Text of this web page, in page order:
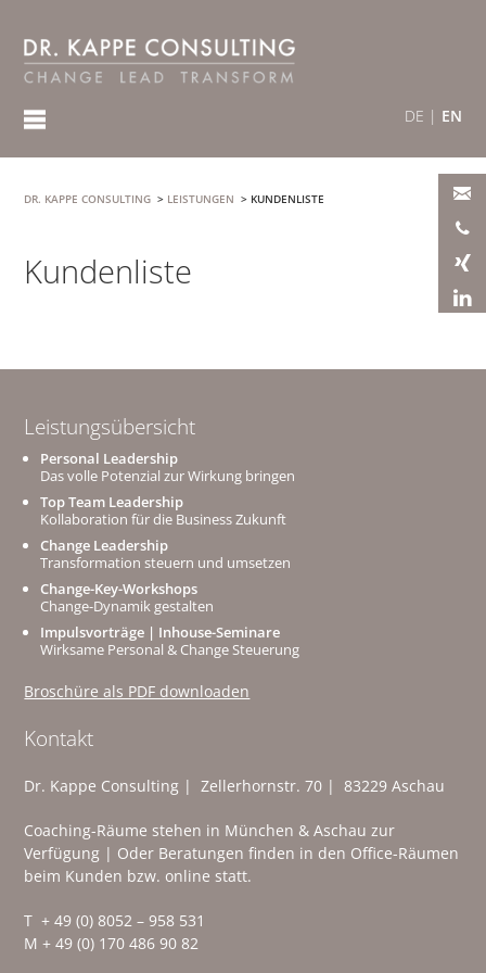
DE | EN
DR. KAPPE CONSULTING > LEISTUNGEN > KUNDENLISTE
Kundenliste
Leistungsübersicht
Personal Leadership
Das volle Potenzial zur Wirkung bringen
Top Team Leadership
Kollaboration für die Business Zukunft
Change Leadership
Transformation steuern und umsetzen
Change-Key-Workshops
Change-Dynamik gestalten
Impulsvorträge | Inhouse-Seminare
Wirksame Personal & Change Steuerung
Broschüre als PDF downloaden
Kontakt
Dr. Kappe Consulting | Zellerhornstr. 70 | 83229 Aschau
Coaching-Räume stehen in München & Aschau zur
Verfügung | Oder Beratungen finden in den Office-Räumen
beim Kunden bzw. online statt.
T + 49 (0) 8052 – 958 531
M + 49 (0) 170 486 90 82